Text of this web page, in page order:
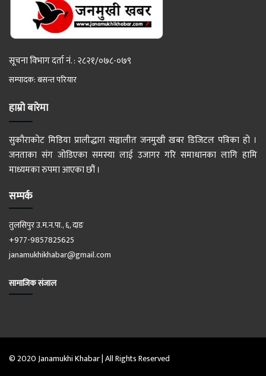
सूचना विभाग दर्ता नं. : २८२१/०७८-०७९
सम्पादक: बसन्त परियार
हाम्रो बारेमा
सुकौराकोट मिडिया प्रालीद्धारा सञ्चालीत जनमुखी खबर डिजिटल पत्रिका हो ।
जनताका संग जोडिएका समस्या लाई उजागर गरि समाधानका लागि हामि
माध्यमका रुपमा आएका छौं ।
सम्पर्क
तुलसिपुर उ.म.न.पा., ६, दाङ
+977-9857825625
janamukhikhabar@gmail.com
सामाजिक संजाल
© 2020 Janamukhi Khabar | All Rights Reserved